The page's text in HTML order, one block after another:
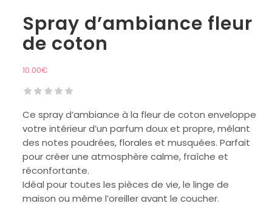
Spray d’ambiance fleur
de coton
10.00€
Ce spray d’ambiance à la fleur de coton enveloppe
votre intérieur d’un parfum doux et propre, mêlant
des notes poudrées, florales et musquées. Parfait
pour créer une atmosphère calme, fraîche et
réconfortante.
Idéal pour toutes les pièces de vie, le linge de
maison ou même l’oreiller avant le coucher.